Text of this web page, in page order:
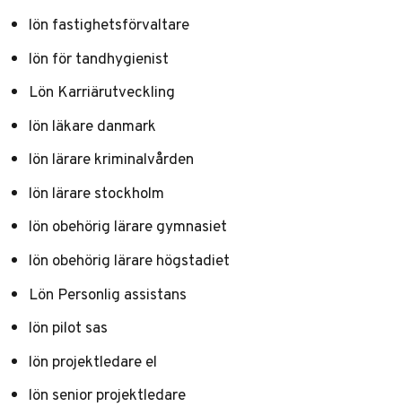
lön fastighetsförvaltare
lön för tandhygienist
Lön Karriärutveckling
lön läkare danmark
lön lärare kriminalvården
lön lärare stockholm
lön obehörig lärare gymnasiet
lön obehörig lärare högstadiet
Lön Personlig assistans
lön pilot sas
lön projektledare el
lön senior projektledare